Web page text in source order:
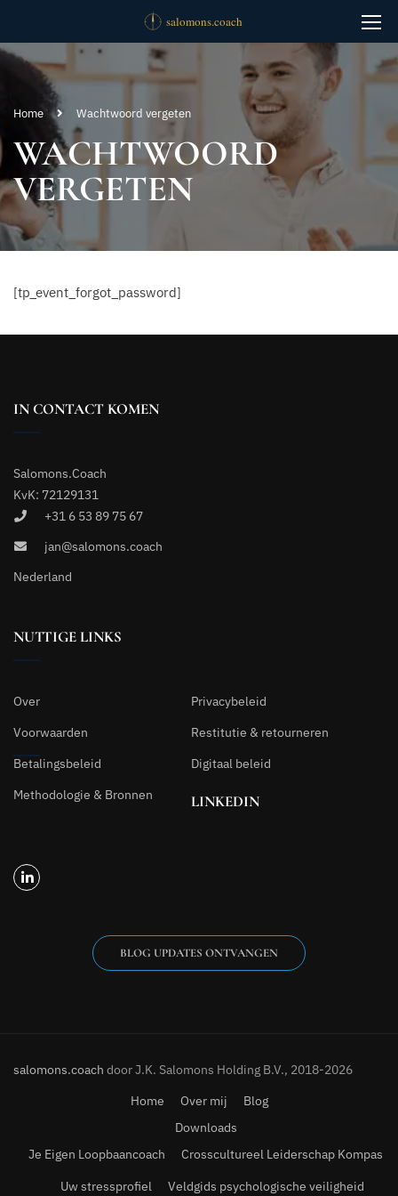
Home Wachtwoord vergeten
WACHTWOORD
VERGETEN
[tp_event_forgot_password]
IN CONTACT KOMEN
Salomons.Coach
KvK: 72129131
+31 6 53 89 75 67
jan@salomons.coach
Nederland
NUTTIGE LINKS
Over
Privacybeleid
Voorwaarden
Restitutie & retourneren
Betalingsbeleid
Digitaal beleid
Methodologie & Bronnen
LINKEDIN
BLOG UPDATES ONTVANGEN
salomons.coach door J.K. Salomons Holding B.V., 2018-2026
Home
Over mij
Blog
Downloads
Je Eigen Loopbaancoach
Crosscultureel Leiderschap Kompas
Uw stressprofiel
Veldgids psychologische veiligheid